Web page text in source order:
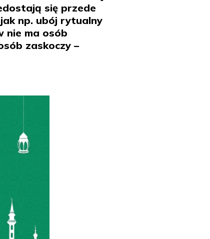
się przede
np. ubój rytualny
nie ma osób
zaskoczy –